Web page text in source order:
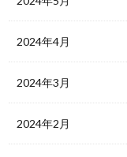
2024年4月
2024年3月
2024年2月